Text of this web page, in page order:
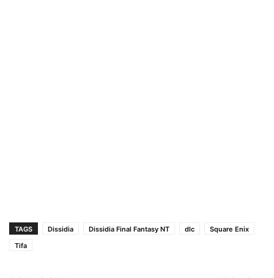
TAGS Dissidia Dissidia Final Fantasy NT dlc
Square Enix
Tifa